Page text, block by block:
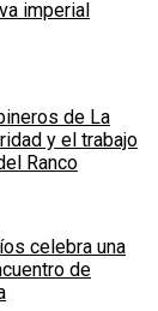
imperial
de La
y el trabajo
Ranco
celebra una
de